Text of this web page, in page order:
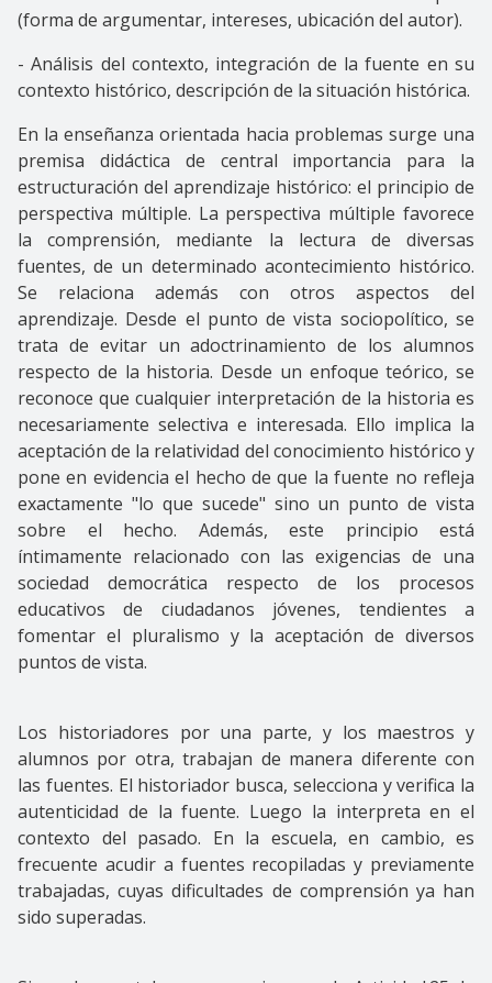
(forma de argumentar, intereses, ubicación del autor).
- Análisis del contexto, integración de la fuente en su
contexto histórico, descripción de la situación histórica.
En la enseñanza orientada hacia problemas surge una
premisa didáctica de central importancia para la
estructuración del aprendizaje histórico: el principio de
perspectiva múltiple. La perspectiva múltiple favorece
la comprensión, mediante la lectura de diversas
fuentes, de un determinado acontecimiento histórico.
Se relaciona además con otros aspectos del
aprendizaje. Desde el punto de vista sociopolítico, se
trata de evitar un adoctrinamiento de los alumnos
respecto de la historia. Desde un enfoque teórico, se
reconoce que cualquier interpretación de la historia es
necesariamente selectiva e interesada. Ello implica la
aceptación de la relatividad del conocimiento histórico y
pone en evidencia el hecho de que la fuente no refleja
exactamente "lo que sucede" sino un punto de vista
sobre el hecho. Además, este principio está
íntimamente relacionado con las exigencias de una
sociedad democrática respecto de los procesos
educativos de ciudadanos jóvenes, tendientes a
fomentar el pluralismo y la aceptación de diversos
puntos de vista.
Los historiadores por una parte, y los maestros y
alumnos por otra, trabajan de manera diferente con
las fuentes. El historiador busca, selecciona y verifica la
autenticidad de la fuente. Luego la interpreta en el
contexto del pasado. En la escuela, en cambio, es
frecuente acudir a fuentes recopiladas y previamente
trabajadas, cuyas dificultades de comprensión ya han
sido superadas.